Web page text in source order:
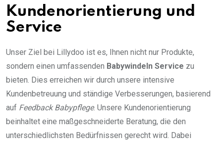
Kundenorientierung und
Service
Unser Ziel bei Lillydoo ist es, Ihnen nicht nur Produkte,
sondern einen umfassenden Babywindeln Service zu
bieten. Dies erreichen wir durch unsere intensive
Kundenbetreuung und ständige Verbesserungen, basierend
auf Feedback Babypflege. Unsere Kundenorientierung
beinhaltet eine maßgeschneiderte Beratung, die den
unterschiedlichsten Bedürfnissen gerecht wird. Dabei